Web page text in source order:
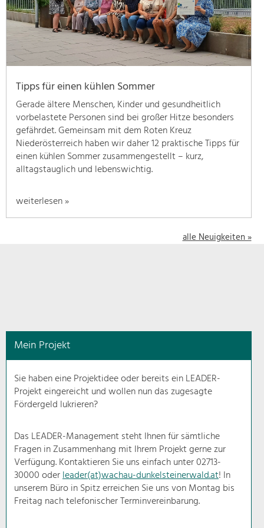
geben
wir
hier
eine
Übersicht
unsere
Themenschwerpunkte.
Für
mehr
Informationen
einfach
das
schon
Natur- &
Landschaftsschutz
Pflege, Regulierung und
Weiterentwicklung.
Ortsbild, Baukultur und nachhaltiges
Siedlungswesen.
Land- & Forstwirtschaft
Bewirtschaftung und Pflege der
Kulturlandschaft.
Tipps für einen kühlen Sommer
Gerade ältere Menschen, Kinder und gesundheitlich
vorbelastete Personen sind bei großer Hitze besonders
gefährdet. Gemeinsam mit dem Roten Kreuz
Niederösterreich haben wir daher 12 praktische Tipps für
einen kühlen Sommer zusammengestellt – kurz,
alltagstauglich und lebenswichtig.
weiterlesen »
alle Neuigkeiten »
Mein Projekt
Sie haben eine Projektidee oder bereits ein LEADER-
Projekt eingereicht und wollen nun das zugesagte
Fördergeld lukrieren?
Das LEADER-Management steht Ihnen für sämtliche
Fragen in Zusammenhang mit Ihrem Projekt gerne zur
Verfügung. Kontaktieren Sie uns einfach unter 02713-
30000 oderleader(at)wachau-dunkelsteinerwald.at! In
unserem Büro in Spitz erreichen Sie uns von Montag bis
Freitag nach telefonischer Terminvereinbarung.